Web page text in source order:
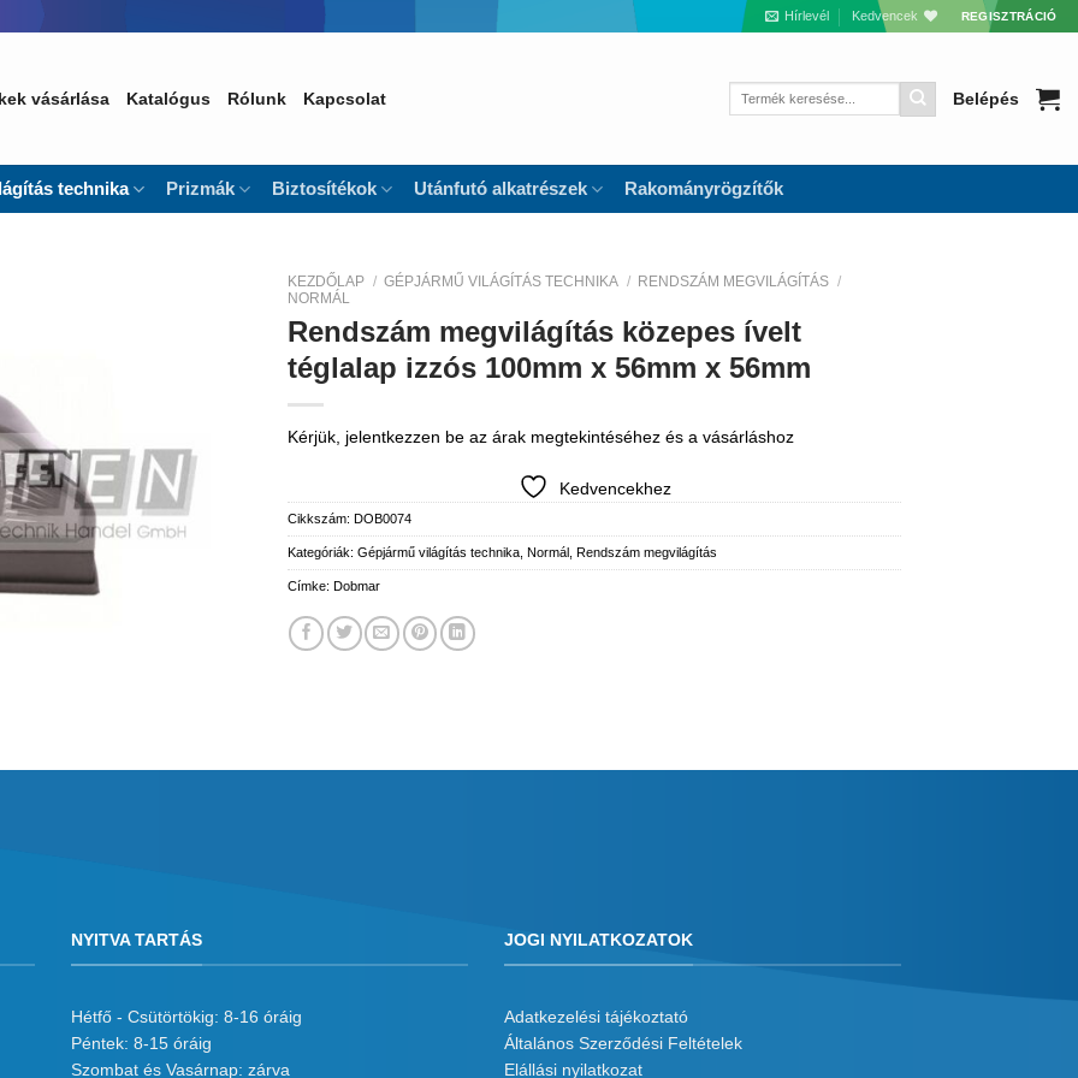
Hírlevél Kedvencek REGISZTRÁCIÓ
vásárlása Katalógus Rólunk Kapcsolat
Keresés
Belépés
technika Prizmák Biztosítékok Utánfutó alkatrészek Rakományrögzítők
KEZDŐLAP / GÉPJÁRMŰ VILÁGÍTÁS TECHNIKA / RENDSZÁM MEGVILÁGÍTÁS /
NORMÁL
Rendszám megvilágítás közepes ívelt
téglalap izzós 100mm x 56mm x 56mm
Kérjük, jelentkezzen be az árak megtekintéséhez és a vásárláshoz
Kedvencekhez
Cikkszám: DOB0074
Kategóriák: Gépjármű világítás technika Normál Rendszám megvilágítás
Címke: Dobmar
NYITVA TARTÁS
Hétfő - Csütörtökig: 8-16 óráig
Péntek: 8-15 óráig
Szombat és Vasárnap: zárva
JOGI NYILATKOZATOK
Adatkezelési tájékoztató
Általános Szerződési Feltételek
Elállási nyilatkozat